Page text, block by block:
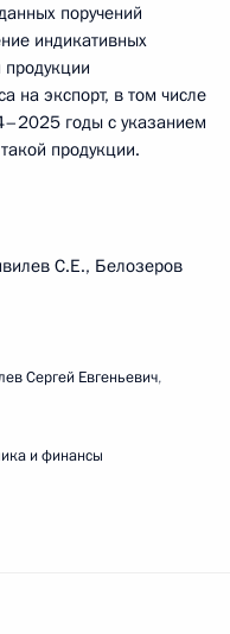
поручений
индикативных
на экспорт, в том числе
годы с указанием
продукции.
С.Е., Белозеров
Сергей Евгеньевич,
и финансы